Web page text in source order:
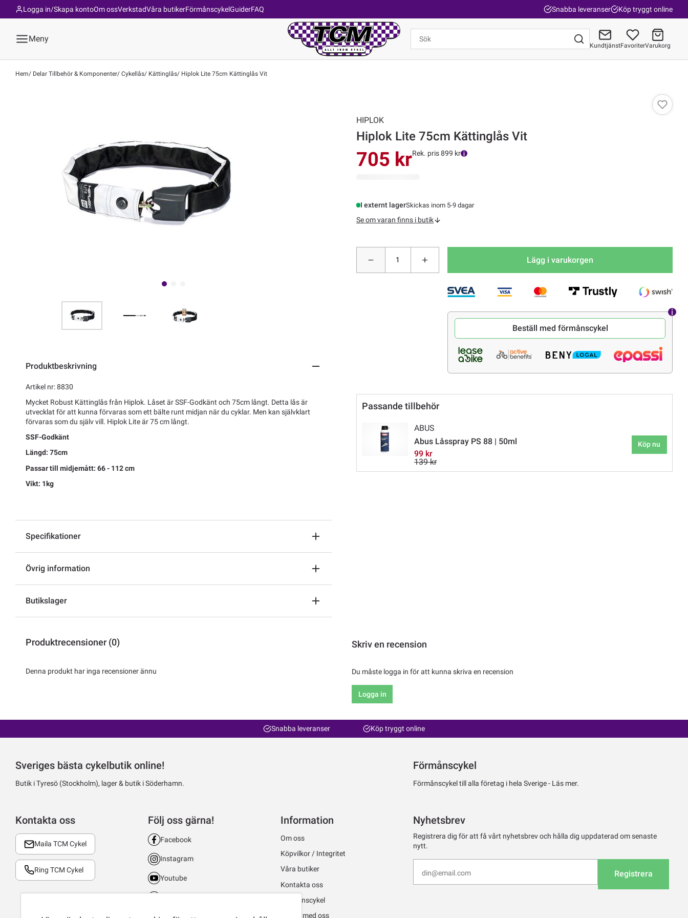
Om ossVerkstadVåra butikerFörmånscykelGuiderFAQ
Logga in/Skapa konto Snabba leveranser Köp tryggt online
Meny
KundtjänstFavoriterVarukorg
Hem Delar Tillbehör & Komponenter Cykellås Kättinglås Hiplok Lite 75cm Kättinglås Vit
Produktbeskrivning
Artikel nr: 8830
Mycket Robust Kättinglås från Hiplok. Låset är SSF-Godkänt och 75cm långt. Detta lås är
utvecklat för att kunna förvaras som ett bälte runt midjan när du cyklar. Men kan självklart
förvaras som du själv vill. Hiplok Lite är 75 cm långt.
SSF-Godkänt
Längd: 75cm
Passar till midjemått: 66 - 112 cm
Vikt: 1kg
Specifikationer
Övrig information
Butikslager
HIPLOK
Hiplok Lite 75cm Kättinglås Vit
705 krRek. pris 899 kr
I externt lagerSkickas inom 5-9 dagar
Se om varan finns i butik
Lägg i varukorgen
Beställ med förmånscykel
Passande tillbehör
ABUS
Abus Låsspray PS 88 | 50ml
99 kr
139 kr
Köp nu
Produktrecensioner (0)
Denna produkt har inga recensioner ännu
Skriv en recension
Du måste logga in för att kunna skriva en recension
Logga in
Snabba leveranser Köp tryggt online
Sveriges bästa cykelbutik online!
Butik i Tyresö (Stockholm), lager & butik i Söderhamn.
Förmånscykel
Förmånscykel till alla företag i hela Sverige - Läs mer.
Kontakta oss
Maila TCM Cykel
Ring TCM Cykel
Följ oss gärna!
Facebook
Instagram
Youtube
Information
Om oss
Köpvilkor / Integritet
Våra butiker
Kontakta oss
Förmånscykel
Jobba med oss
Nyhetsbrev
Registrera dig för att få vårt nyhetsbrev och hålla dig uppdaterad om senaste
nytt.
Registrera